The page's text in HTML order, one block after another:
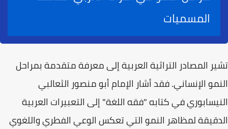
المسميات
تشير المصادر التراثية العربية إلى معرفة متقدمة بمراحل
النمو الإنساني. فقد أشار الإمامأبو منصور الثعالبي
النيسابوريفي كتابه "فقه اللغة" إلى التعبيرات العربية
الدقيقة لمظاهر النمو التي تعكس الوعي الفطري واللغوي